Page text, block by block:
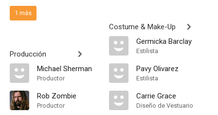
1 más
Producción
Michael Sherman
Productor
Rob Zombie
Productor
Costume & Make-Up
Germicka Barclay
Estilista
Pavy Olivarez
Estilista
Carrie Grace
Diseño de Vestuario